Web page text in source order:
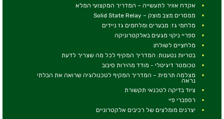
אקדח אוויר לתעשייה – המדריך המקצועי המלא
ממסרים מצב מוצק – Solid State Relay
מלחמי גז: מבערים ומלחמים גז ניידים
ספריי ניקוי מגעים באלקטרוניקה
מלחציים לשולחן
בטריות נטענות: המדריך המקיף לכל מה שצריך לדעת
טכומטר דיגיטלי - מודד מהירות סיבוב
מצלמה תרמית – המדריך המקיף לטכנולוגיה שרואה את הבלתי
נראה
ציוד בדיקה לטכנאי תקשורת
רספברי פיי
יצרנים מומלצים של רכיבים אלקטרוניים